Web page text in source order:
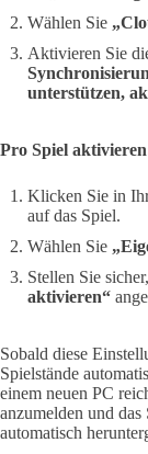
Wählen Sie
Aktivieren Sie
unterstützen,
Pro Spiel
Klicken Sie in
auf das Spiel.
Wählen Sie
Stellen Sie
aktivieren“
Sobald diese
Spielstände
einem neuen PC
anzumelden und
automatisch